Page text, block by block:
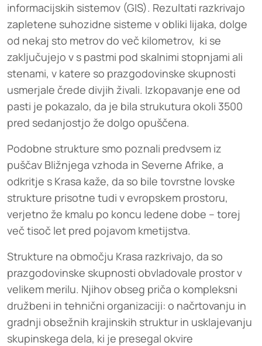
informacijskih sistemov (GIS). Rezultati razkrivajo
zapletene suhozidne sisteme v obliki lijaka, dolge
od nekaj sto metrov do več kilometrov, ki se
zaključujejo v s pastmi pod skalnimi stopnjami ali
stenami, v katere so prazgodovinske skupnosti
usmerjale črede divjih živali. Izkopavanje ene od
pasti je pokazalo, da je bila strukutura okoli 3500
pred sedanjostjo že dolgo opuščena.
Podobne strukture smo poznali predvsem iz
puščav Bližnjega vzhoda in Severne Afrike, a
odkritje s Krasa kaže, da so bile tovrstne lovske
strukture prisotne tudi v evropskem prostoru,
verjetno že kmalu po koncu ledene dobe – torej
več tisoč let pred pojavom kmetijstva.
Strukture na območju Krasa razkrivajo, da so
prazgodovinske skupnosti obvladovale prostor v
velikem merilu. Njihov obseg priča o kompleksni
družbeni in tehnični organizaciji: o načrtovanju in
gradnji obsežnih krajinskih struktur in usklajevanju
skupinskega dela, ki je presegal okvire